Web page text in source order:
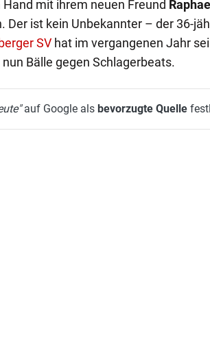
Hand mit ihrem neuen Freund
Der ist kein Unbekannter – der 36-
SVhat im vergangenen Jahr
Bälle gegen Schlagerbeats.
auf Google als bevorzugte Quelle